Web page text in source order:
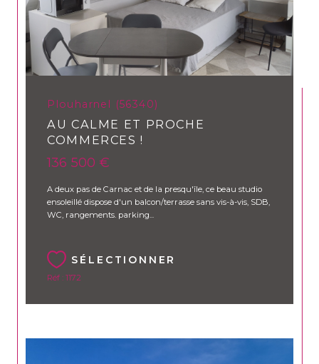
Plouharnel (56340)
AU CALME ET PROCHE
COMMERCES !
136 500 €
A deux pas de Carnac et de la presqu'île, ce beau studio
ensoleillé dispose d'un balcon/terrasse sans vis-à-vis, SDB,
WC, rangements. parking...
SÉLECTIONNER
Réf : 1172